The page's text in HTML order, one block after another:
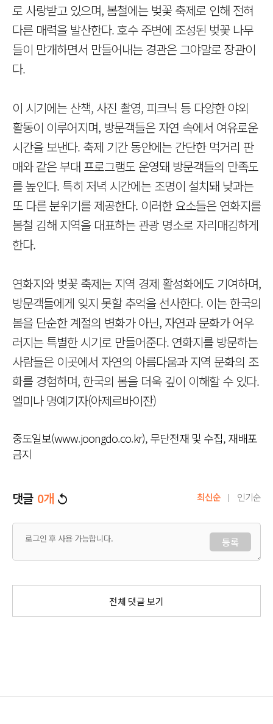
로 사랑받고 있으며, 봄철에는 벚꽃 축제로 인해 전혀
다른 매력을 발산한다. 호수 주변에 조성된 벚꽃 나무
들이 만개하면서 만들어내는 경관은 그야말로 장관이
다.
이 시기에는 산책, 사진 촬영, 피크닉 등 다양한 야외
활동이 이루어지며, 방문객들은 자연 속에서 여유로운
시간을 보낸다. 축제 기간 동안에는 간단한 먹거리 판
매와 같은 부대 프로그램도 운영돼 방문객들의 만족도
를 높인다. 특히 저녁 시간에는 조명이 설치돼 낮과는
또 다른 분위기를 제공한다. 이러한 요소들은 연화지를
봄철 김해 지역을 대표하는 관광 명소로 자리매김하게
한다.
연화지와 벚꽃 축제는 지역 경제 활성화에도 기여하며,
방문객들에게 잊지 못할 추억을 선사한다. 이는 한국의
봄을 단순한 계절의 변화가 아닌, 자연과 문화가 어우
러지는 특별한 시기로 만들어준다. 연화지를 방문하는
사람들은 이곳에서 자연의 아름다움과 지역 문화의 조
화를 경험하며, 한국의 봄을 더욱 깊이 이해할 수 있다.
엘미나 명예기자(아제르바이잔)
중도일보(www.joongdo.co.kr), 무단전재 및 수집, 재배포
금지
댓글 0개 최신순 인기순
등록
전체 댓글 보기